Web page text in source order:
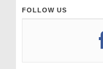
FOLLOW US